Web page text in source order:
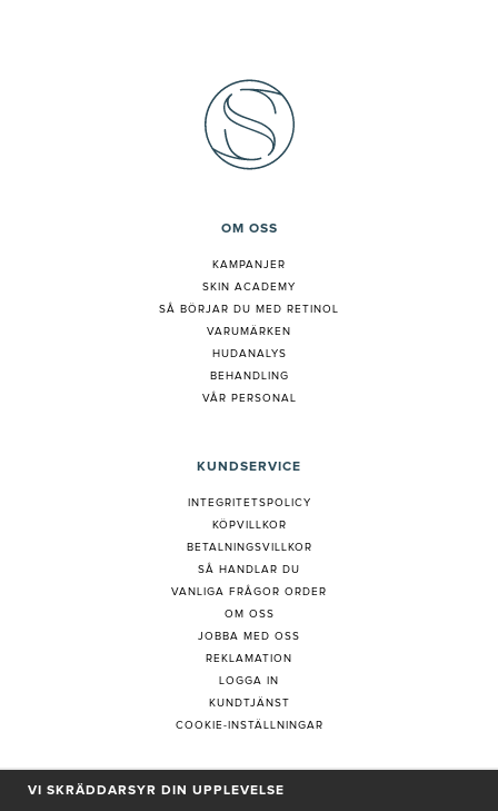
OM OSS
KAMPANJER
SKIN ACADEMY
SÅ BÖRJAR DU MED RETINOL
VARUMÄRKEN
HUDANALYS
BEHANDLING
VÅR PERSONAL
KUNDSERVICE
INTEGRITETSPOLICY
KÖPVILLKOR
BETALNINGSVILLKOR
SÅ HANDLAR DU
VANLIGA FRÅGOR ORDER
OM OSS
JOBBA MED OSS
REKLAMATION
LOGGA IN
KUNDTJÄNST
COOKIE-INSTÄLLNINGAR
PRENUMERERA PÅ NYHETSBREV
VI SKRÄDDARSYR DIN UPPLEVELSE